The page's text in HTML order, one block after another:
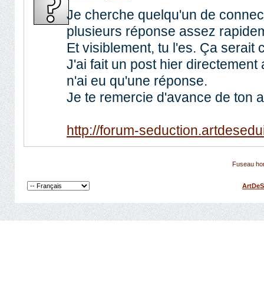
Je cherche quelqu'un de
plusieurs réponse assez
Et visiblement, tu l'es. Ça serait
J'ai fait un post hier
n'ai eu qu'une réponse.
Je te remercie d'avance de ton
http://forum-
Fuseau